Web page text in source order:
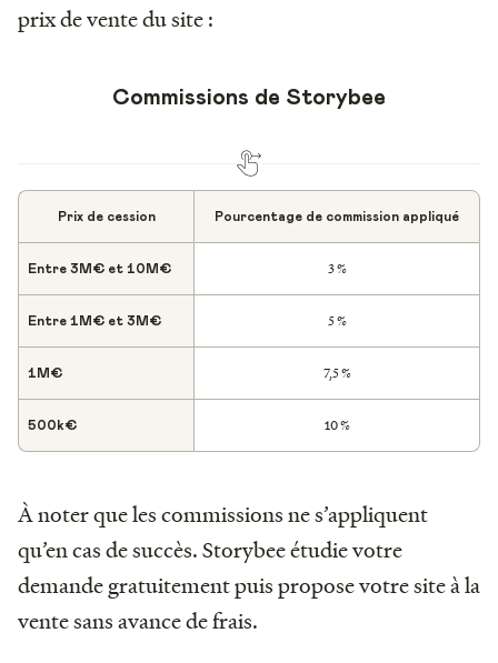
prix de vente du site :
Commissions de Storybee
Prix de cession Pourcentage de commission appliqué
Entre 3M€ et 10M€ 3 %
Entre 1M€ et 3M€ 5 %
1M€ 7,5 %
500k€ 10 %
À noter que les commissions ne s’appliquent
qu’en cas de succès. Storybee étudie votre
demande gratuitement puis propose votre site à la
vente sans avance de frais.